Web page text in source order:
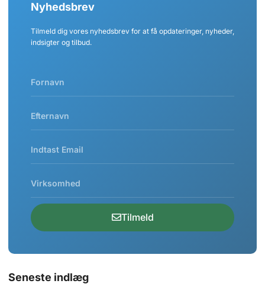
Nyhedsbrev
Tilmeld dig vores nyhedsbrev for at få opdateringer, nyheder,
indsigter og tilbud.
Tilmeld
Seneste indlæg